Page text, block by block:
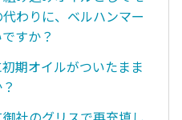
わりに、ベルハンマー
すか？
期オイルがついたまま